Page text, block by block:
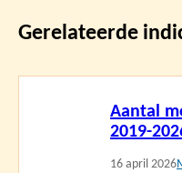
Gerelateerde
Aantal
2019-
16 april 2026